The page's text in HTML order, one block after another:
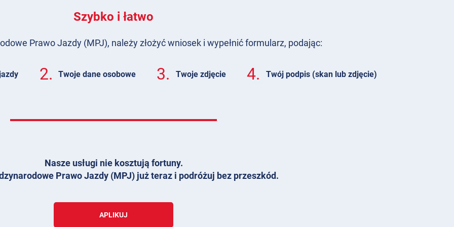
Szybko i łatwo
Prawo Jazdy (MPJ), należy złożyć wniosek i wypełnić formularz, podając:
2. Twoje dane osobowe 3. Twoje zdjęcie 4. Twój podpis (skan lub zdjęcie)
Nasze usługi nie kosztują fortuny.
Prawo Jazdy (MPJ) już teraz i podróżuj bez przeszkód.
APLIKUJ